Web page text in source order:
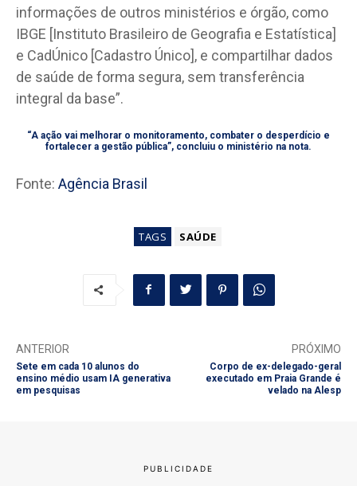
informações de outros ministérios e órgão, como
IBGE [Instituto Brasileiro de Geografia e Estatística]
e CadÚnico [Cadastro Único], e compartilhar dados
de saúde de forma segura, sem transferência
integral da base”.
“A ação vai melhorar o monitoramento, combater o desperdício e
fortalecer a gestão pública”, concluiu o ministério na nota.
Fonte: Agência Brasil
TAGS SAÚDE
ANTERIOR
Sete em cada 10 alunos do
ensino médio usam IA generativa
em pesquisas
PRÓXIMO
Corpo de ex-delegado-geral
executado em Praia Grande é
velado na Alesp